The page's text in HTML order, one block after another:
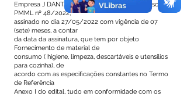
Empresa J DANTAS SILVA EIRELI LTDA, Processo
PMML nº 48/2022,
assinado no dia 27/05/2022 com vigência de 07
(sete) meses, a contar
da data da assinatura, que tem por objeto
Fornecimento de material de
consumo ( higiene, limpeza, descartáveis e utensílios
para cozinha), de
acordo com as especificações constantes no Termo
de Referência
Anexo I do edital, tudo em conformidade com os